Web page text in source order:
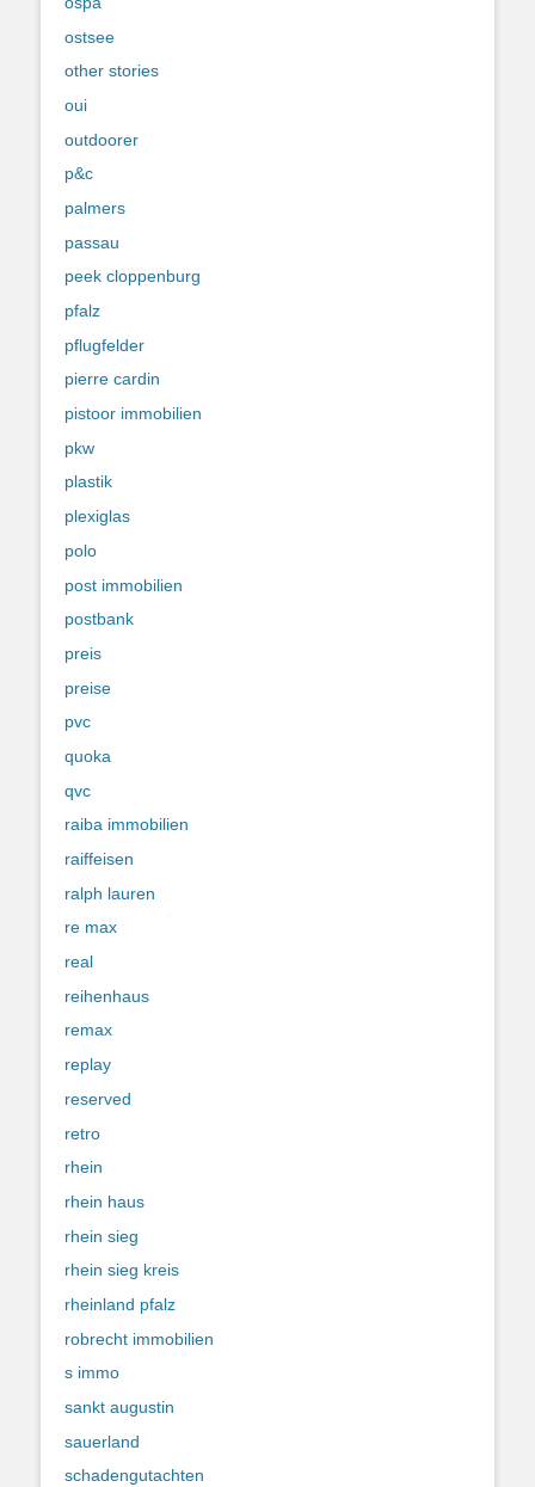
ostsee
other stories
oui
outdoorer
p&c
palmers
passau
peek cloppenburg
pfalz
pflugfelder
pierre cardin
pistoor immobilien
pkw
plastik
plexiglas
polo
post immobilien
postbank
preis
preise
pvc
quoka
qvc
raiba immobilien
raiffeisen
ralph lauren
re max
real
reihenhaus
remax
replay
reserved
retro
rhein
rhein haus
rhein sieg
rhein sieg kreis
rheinland pfalz
robrecht immobilien
s immo
sankt augustin
sauerland
schadengutachten